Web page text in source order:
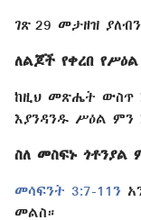
ገጽ 29 መታዘዝ
ለልጆች የቀረበ
ከዚህ መጽሔት ውስጥ
እያንዳንዱ ሥዕል ምን
ስለ መስፍኑ ጎቶንያል
መሳፍንት 3:7-11ን
መልስ።